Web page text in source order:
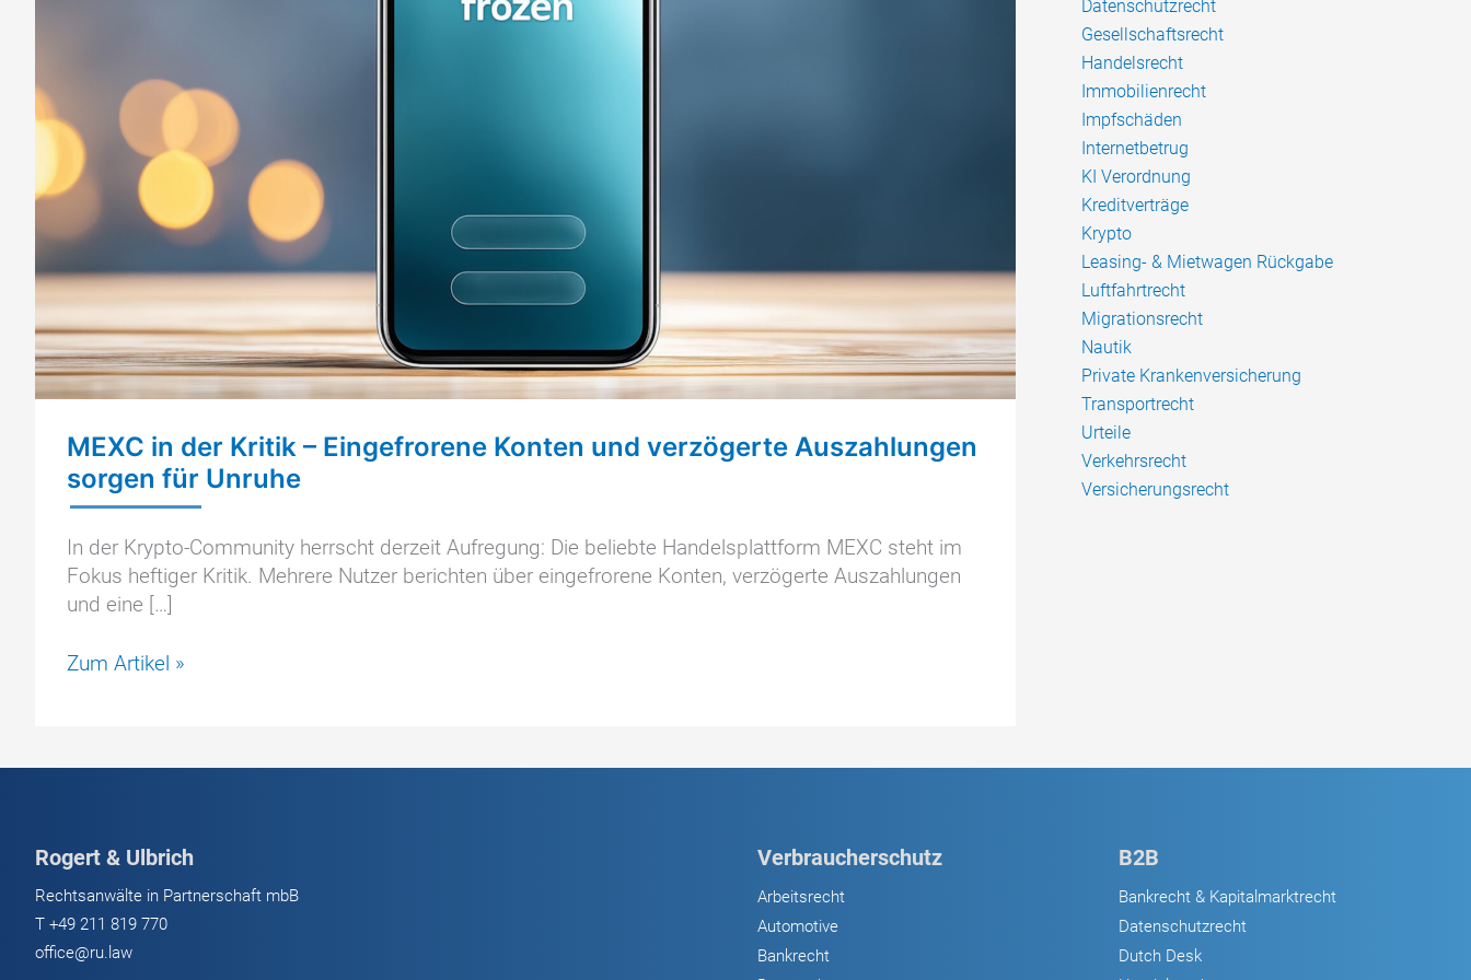
MEXC in der Kritik – Eingefrorene Konten und verzögerte Auszahlungen
sorgen für Unruhe
In der Krypto-Community herrscht derzeit Aufregung: Die beliebte Handelsplattform MEXC steht im
Fokus heftiger Kritik. Mehrere Nutzer berichten über eingefrorene Konten, verzögerte Auszahlungen
und eine […]
MEXC
–
und
verzögerte
Auszahlungen
sorgen
Zum Artikel »
Datenschutzrecht
Gesellschaftsrecht
Handelsrecht
Immobilienrecht
Impfschäden
Internetbetrug
KI Verordnung
Kreditverträge
Krypto
Leasing- & Mietwagen Rückgabe
Luftfahrtrecht
Migrationsrecht
Nautik
Private Krankenversicherung
Transportrecht
Urteile
Verkehrsrecht
Versicherungsrecht
Rogert & Ulbrich
Rechtsanwälte in Partnerschaft mbB
T +49 211 819 770
office@ru.law
Verbraucherschutz
Arbeitsrecht
Automotive
Bankrecht
B2B
Bankrecht & Kapitalmarktrecht
Datenschutzrecht
Dutch Desk